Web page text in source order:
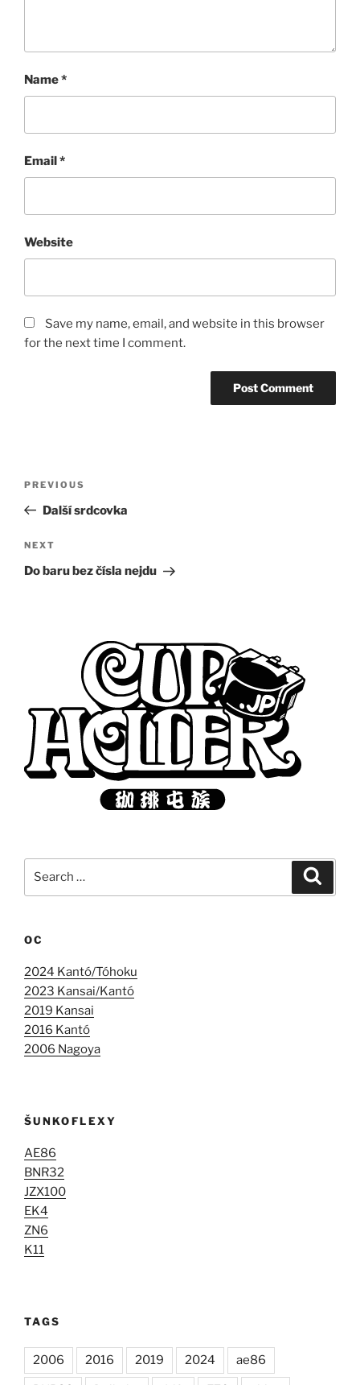
Name*
Email*
Website
Save my name, email, and website in this browser
for the next time I comment.
Previous
Post
PREVIOUS
Další srdcovka
Next
Post
NEXT
Do baru bez čísla nejdu
OC
2024 Kantó/Tóhoku
2023 Kansai/Kantó
2019 Kansai
2016 Kantó
2006 Nagoya
ŠUNKOFLEXY
AE86
BNR32
JZX100
EK4
ZN6
K11
TAGS
2006 2016 2019 2024 ae86